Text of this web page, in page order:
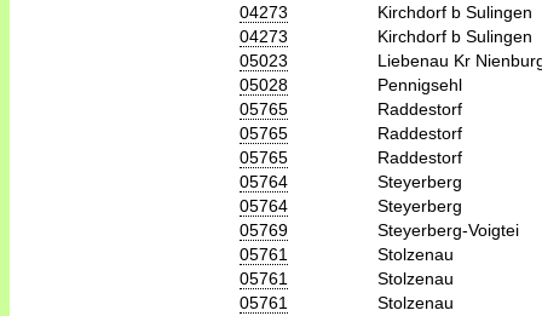
04273
Kirchdorf b Sulingen
04273
Kirchdorf b Sulingen
05023
Liebenau Kr
05028
Pennigsehl
05765
Raddestorf
05765
Raddestorf
05765
Raddestorf
05764
Steyerberg
05764
Steyerberg
05769
Steyerberg-Voigtei
05761
Stolzenau
05761
Stolzenau
05761
Stolzenau